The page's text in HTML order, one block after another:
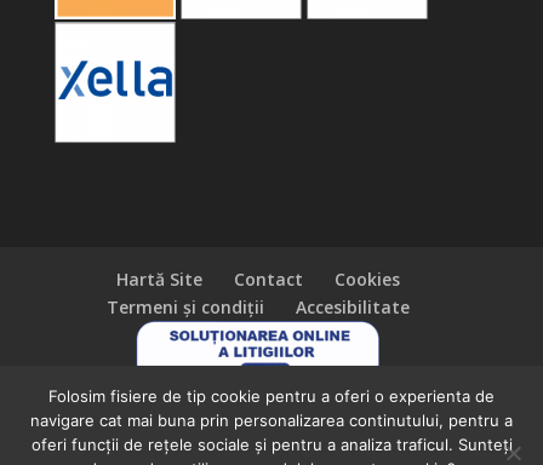
Hartă Site Contact
Cookies
Termeni și condiții
Accesibilitate
Folosim fisiere de tip cookie pentru a oferi o experienta de
navigare cat mai buna prin personalizarea continutului, pentru a
oferi funcții de rețele sociale și pentru a analiza traficul. Sunteți